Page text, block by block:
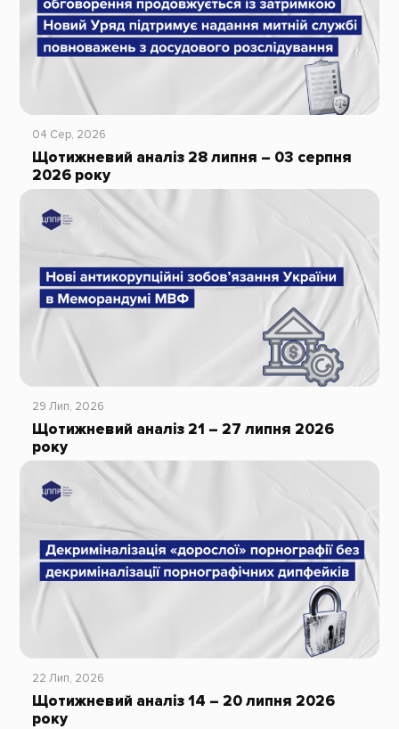
04 Сер, 2026
Щотижневий аналіз 28 липня – 03 серпня
2026 року
29 Лип, 2026
Щотижневий аналіз 21 – 27 липня 2026
року
22 Лип, 2026
Щотижневий аналіз 14 – 20 липня 2026
року